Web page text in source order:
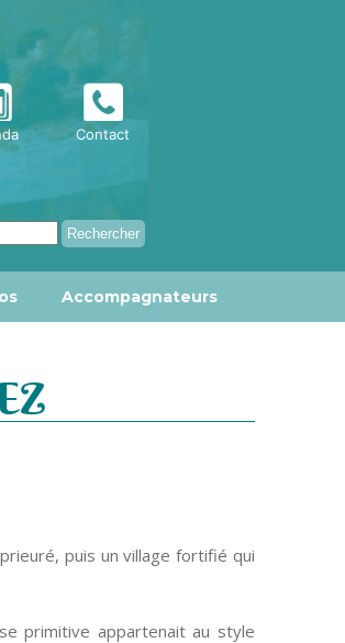
Contact
Accompagnateurs
puis un village fortifié qui
primitive appartenait au style